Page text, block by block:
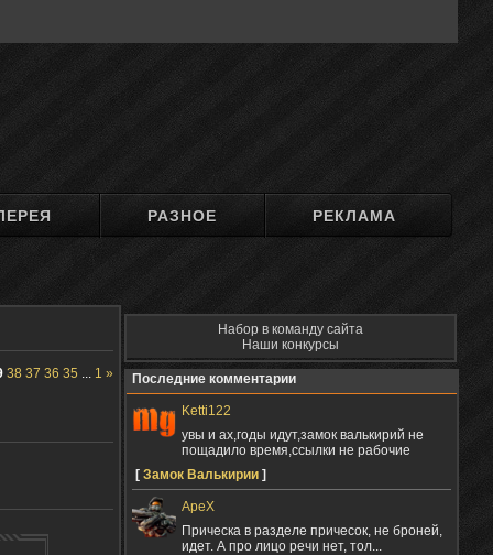
РАЗНОЕ РЕКЛАМА
38 37 36 35 ... 1 »
Набор в команду сайта
Наши конкурсы
Последние комментарии
Ketti122
увы и ах,годы идут,замок валькирий не
пощадило время,ссылки не рабочие
[ Замок Валькирии ]
ApeX
Прическа в разделе причесок, не броней,
идет. А про лицо речи нет, тол...